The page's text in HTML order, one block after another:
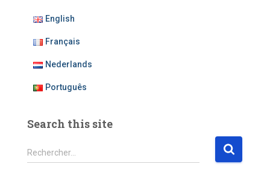
English
Français
Nederlands
Português
Search this site
R
e
Rechercher…